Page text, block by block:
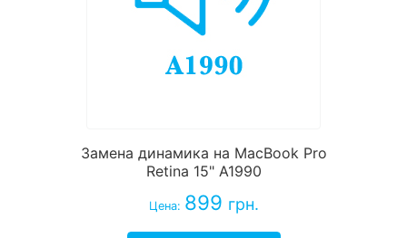
Замена динамика на MacBook Pro
Retina 15" A1990
Цена: 899 грн.